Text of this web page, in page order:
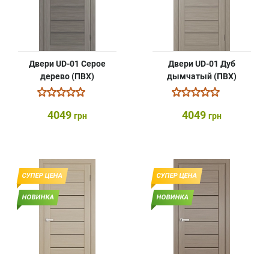
Двери UD-01 Серое
дерево (ПВХ)
4049 грн
Двери UD-01 Дуб
дымчатый (ПВХ)
4049 грн
СУПЕР ЦЕНА
НОВИНКА
СУПЕР ЦЕНА
НОВИНКА